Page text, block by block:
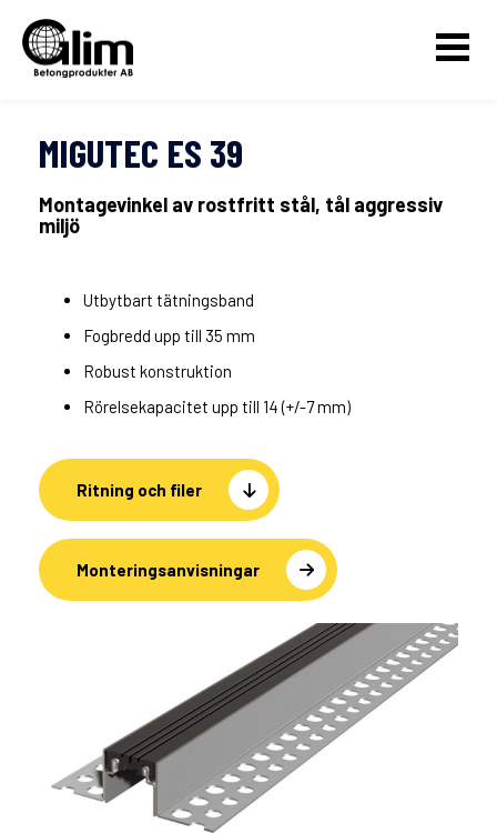
MIGUTEC ES 39
Montagevinkel av rostfritt stål, tål aggressiv
miljö
Utbytbart tätningsband
Fogbredd upp till 35 mm
Robust konstruktion
Rörelsekapacitet upp till 14 (+/-7 mm)
Ritning och filer
Monteringsanvisningar